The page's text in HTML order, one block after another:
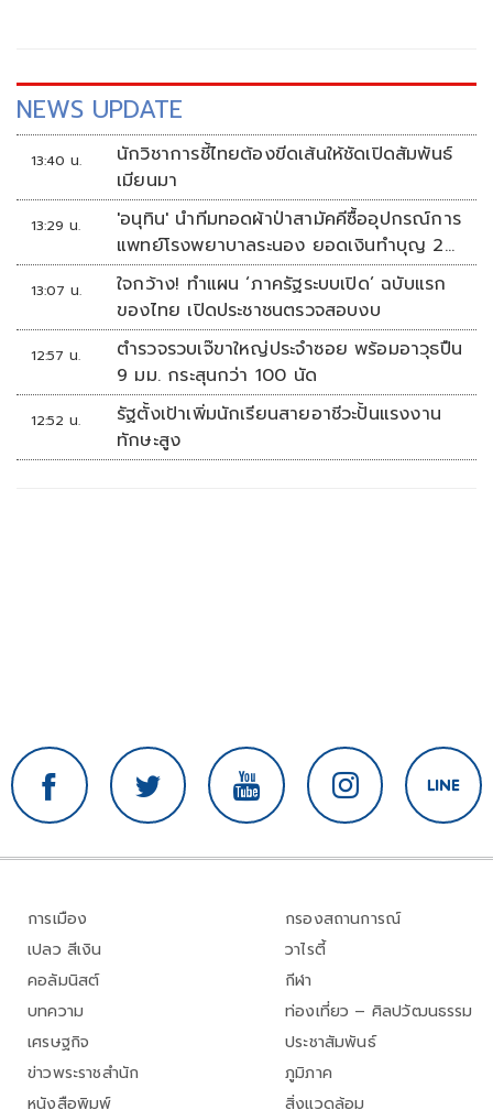
NEWS UPDATE
13:40 น.
นักวิชาการชี้ไทยต้องขีดเส้นให้ชัดเปิดสัมพันธ์
เมียนมา
13:29 น.
'อนุทิน' นำทีมทอดผ้าป่าสามัคคีซื้ออุปกรณ์การ
แพทย์โรงพยาบาลระนอง ยอดเงินทำบุญ 20
ล้านบาท
13:07 น.
ใจกว้าง! ทำแผน ‘ภาครัฐระบบเปิด’ ฉบับแรก
ของไทย เปิดประชาชนตรวจสอบงบ
12:57 น.
ตำรวจรวบเจ๊ขาใหญ่ประจำซอย พร้อมอาวุธปืน
9 มม. กระสุนกว่า 100 นัด
12:52 น.
รัฐตั้งเป้าเพิ่มนักเรียนสายอาชีวะปั้นแรงงาน
ทักษะสูง
การเมือง
เปลว สีเงิน
คอลัมนิสต์
บทความ
เศรษฐกิจ
ข่าวพระราชสำนัก
หนังสือพิมพ์
กรองสถานการณ์
วาไรตี้
กีฬา
ท่องเที่ยว – ศิลปวัฒนธรรม
ประชาสัมพันธ์
ภูมิภาค
สิ่งแวดล้อม